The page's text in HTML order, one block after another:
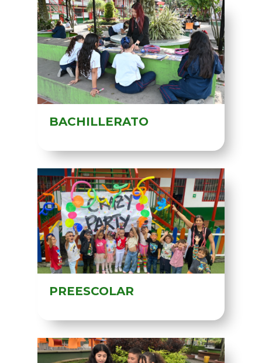
BACHILLERATO
PREESCOLAR